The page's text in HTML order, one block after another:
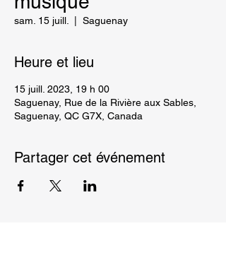
sam. 15 juill. Saguenay
Heure et lieu
15 juill. 2023, 19 h 00
Saguenay, Rue de la Rivière aux Sables,
Saguenay, QC G7X, Canada
Partager cet événement